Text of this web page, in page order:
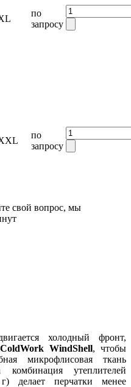
по
запросу
по
запросу
свой вопрос, мы
холодный фронт,
WindShell, чтобы
микрофлисовая ткань
утеплителей
перчатки менее